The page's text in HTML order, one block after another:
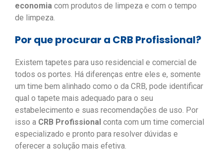
economia com produtos de limpeza e com o tempo
de limpeza.
Por que procurar a CRB Profissional?
Existem tapetes para uso residencial e comercial de
todos os portes. Há diferenças entre eles e, somente
um time bem alinhado como o da CRB, pode identificar
qual o tapete mais adequado para o seu
estabelecimento e suas recomendações de uso. Por
isso a CRB Profissional conta com um time comercial
especializado e pronto para resolver dúvidas e
oferecer a solução mais efetiva.